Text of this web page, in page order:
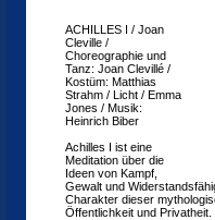
ACHILLES I / Joan
Cleville /
Choreographie und
Tanz: Joan Clevillé /
Kostüm: Matthias
Strahm / Licht / Emma
Jones / Musik:
Heinrich Biber
Achilles I ist eine
Meditation über die
Ideen von Kampf,
Gewalt und
Charakter dieser
Öffentlichkeit und Privatheit.